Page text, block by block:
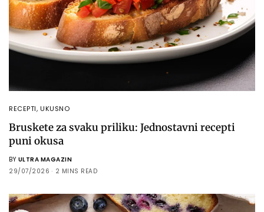
RECEPTI, UKUSNO
Bruskete za svaku priliku: Jednostavni recepti
puni okusa
BY ULTRA MAGAZIN
29/07/2026
2 MINS READ